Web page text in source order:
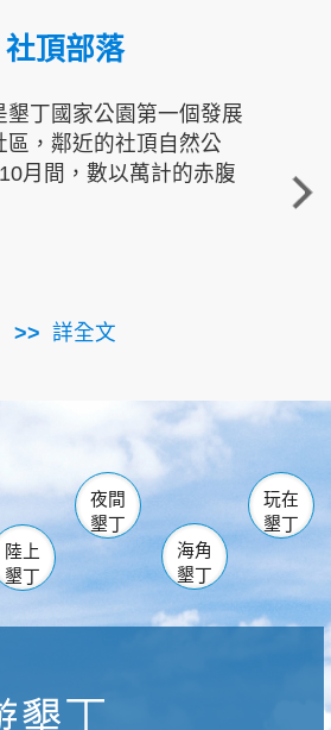
社頂部落
墾丁國家公園第一個發展
區，鄰近的社頂自然公
月間，數以萬計的赤腹
詳全文
重
走進
南仁湖
佳樂水
中心 森林遊樂區
墾管處遊客中心
社頂公園 風吹沙
船帆石 龍磐公園
香蕉灣
砂島
鵝鑾鼻
陸上
墾丁
夜間
墾丁
海角
墾丁
玩在
墾丁